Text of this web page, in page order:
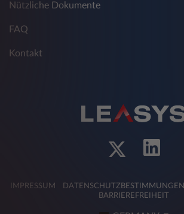
Nützliche Dokumente
FAQ
Kontakt
IMPRESSUM DATENSCHUTZBESTIMMUNGEN
BARRIEREFREIHEIT